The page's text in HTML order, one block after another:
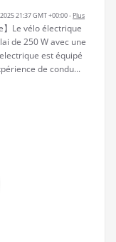
21:37 GMT +00:00 - Plus
Le vélo électrique
de 250 W avec une
est équipé
de condu...